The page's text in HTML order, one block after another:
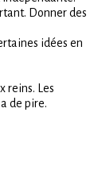
Donner des
idées en
reins. Les
de pire.